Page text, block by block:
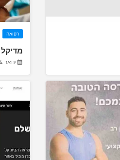
רפואה
ינואר 14, 2025